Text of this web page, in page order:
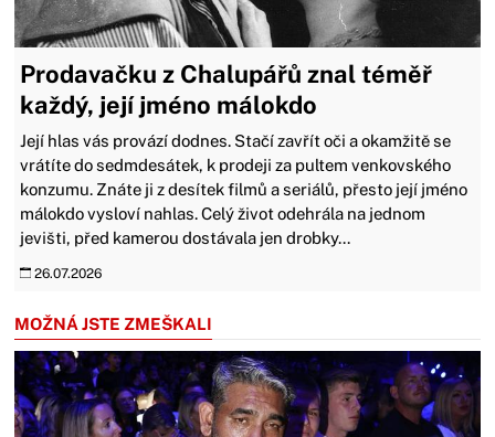
Prodavačku z Chalupářů znal téměř
každý, její jméno málokdo
Její hlas vás provází dodnes. Stačí zavřít oči a okamžitě se
vrátíte do sedmdesátek, k prodeji za pultem venkovského
konzumu. Znáte ji z desítek filmů a seriálů, přesto její jméno
málokdo vysloví nahlas. Celý život odehrála na jednom
jevišti, před kamerou dostávala jen drobky...
26.07.2026
MOŽNÁ JSTE ZMEŠKALI